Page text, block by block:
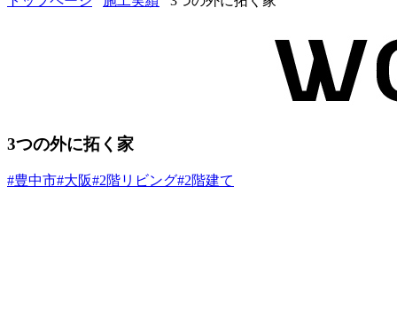
3つの外に拓く家
#豊中市#大阪#2階リビング#2階建て